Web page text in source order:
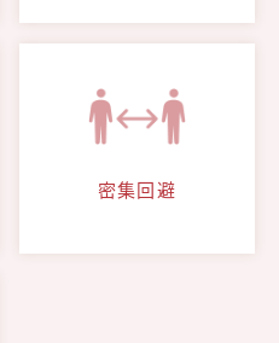
密集回避